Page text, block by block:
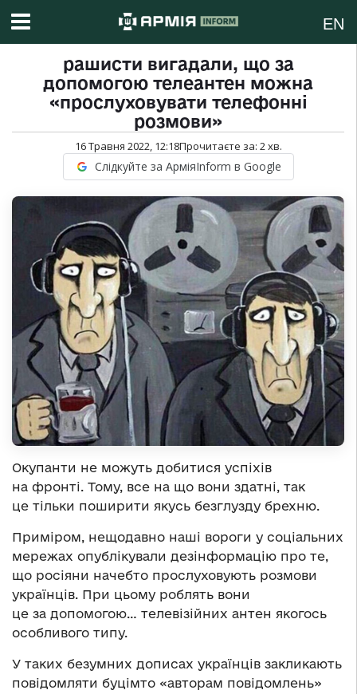
EN
рашисти вигадали, що за
допомогою телеантен можна
«прослуховувати телефонні
розмови»
16 Травня 2022, 12:18Прочитаєте за: 2хв.
Слідкуйте за АрміяInform в Google
Окупанти не можуть добитися успіхів
на фронті. Тому, все на що вони здатні, так
це тільки поширити якусь безглузду брехню.
Приміром, нещодавно наші вороги у соціальних
мережах опублікували дезінформацію про те,
що росіяни начебто прослуховують розмови
українців. При цьому роблять вони
це за допомогою… телевізійних антен якогось
особливого типу.
У таких безумних дописах українців закликають
повідомляти буцімто «авторам повідомлень»